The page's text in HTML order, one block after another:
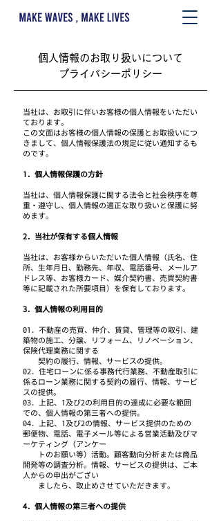
​個人情報のお取り扱いについて
プライバシーポリシー
当社は、お取引に伴いお客様の個人情報をいただい
ております。
この文面はお客様の個人情報の保護とお取扱いにつ
きまして、個人情報保護法の規定に従い通知するも
のです。
1．個人情報保護の方針
当社は、個人情報保護に関する法令と社会秩序を尊
重・遵守し、個人情報の適正な取り扱いと保護に努
めます。
2．当社が保有する個人情報
当社は、お客様からいただいた個人情報（氏名、住
所、生年月日、勤務先、年収、電話番号、メールア
ドレス等、お客様カード、媒介契約書、売買契約書
等に記載された所要項目）を保有しております。
3．個人情報の利用目的
01．不動産の売買、仲介、賃貸、管理等の取引、建
築物の施工、分譲、リフォーム、リノベーション、
保険代理業務に関する
契約の履行、情報、サービスの提供。
02．住宅ローンに係る事務代行業務、不動産取引に
係るローン業務に関する契約の履行、情報、サービ
スの提供。
03．上記、1及び2の利用目的の達成に必要な範囲
での、個人情報の第三者への提供。
04．上記、1及び2の情報、サービス提供のための
郵便物、電話、電子メール等による営業活動及びマ
ーケティング（アンケー
トのお願い等）活動。顧客動向分析または商品
開発等の調査分析。情報、サービスの提供は、ご本
人からの申出がござい
ましたら、取止めさせていただきます。
4．個人情報の第三者への提供